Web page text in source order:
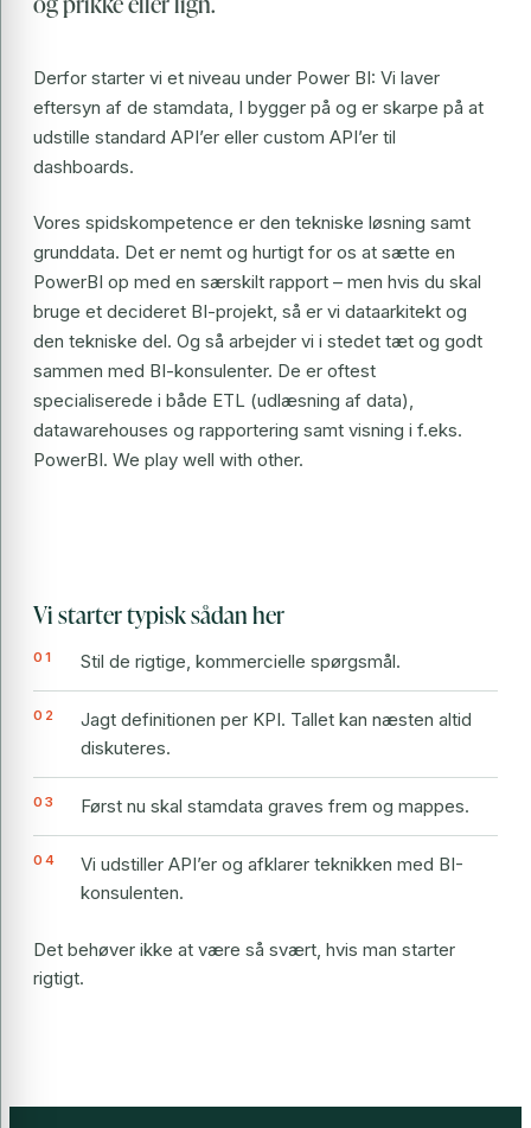
Derfor starter vi et niveau under Power BI: Vi laver
eftersyn af de stamdata, I bygger på og er skarpe på at
udstille standard API’er eller custom API’er til
dashboards.
Vores spidskompetence er den tekniske løsning samt
grunddata. Det er nemt og hurtigt for os at sætte en
PowerBI op med en særskilt rapport – men hvis du skal
bruge et decideret BI-projekt, så er vi dataarkitekt og
den tekniske del. Og så arbejder vi i stedet tæt og godt
sammen med BI-konsulenter. De er oftest
specialiserede i både ETL (udlæsning af data),
datawarehouses og rapportering samt visning i f.eks.
PowerBI. We play well with other.
Vi starter typisk sådan her
Stil de rigtige, kommercielle spørgsmål.
Jagt definitionen per KPI. Tallet kan næsten altid
diskuteres.
Først nu skal stamdata graves frem og mappes.
Vi udstiller API’er og afklarer teknikken med BI-
konsulenten.
Det behøver ikke at være så svært, hvis man starter
rigtigt.